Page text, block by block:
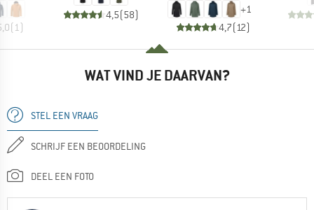
(1)
4,5(58) +1
4,7(12)
WAT VIND JE DAARVAN?
STEL EEN VRAAG
SCHRIJF EEN BEOORDELING
DEEL EEN FOTO